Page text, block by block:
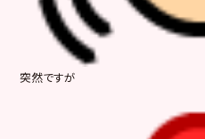
突然ですが